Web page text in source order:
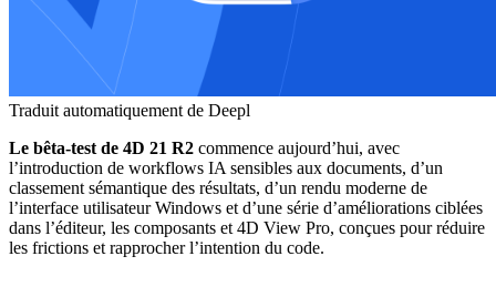
Traduit automatiquement de Deepl
Le bêta-test de 4D 21 R2 commence aujourd’hui, avec
l’introduction de workflows IA sensibles aux documents, d’un
classement sémantique des résultats, d’un rendu moderne de
l’interface utilisateur Windows et d’une série d’améliorations ciblées
dans l’éditeur, les composants et 4D View Pro, conçues pour réduire
les frictions et rapprocher l’intention du code.